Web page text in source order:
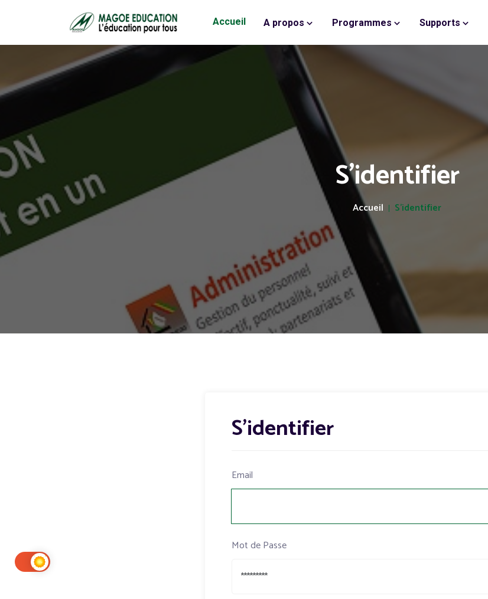
Accueil A propos Programmes Supports
S'identifier
Accueil S'identifier
S'identifier
Email
Mot de Passe